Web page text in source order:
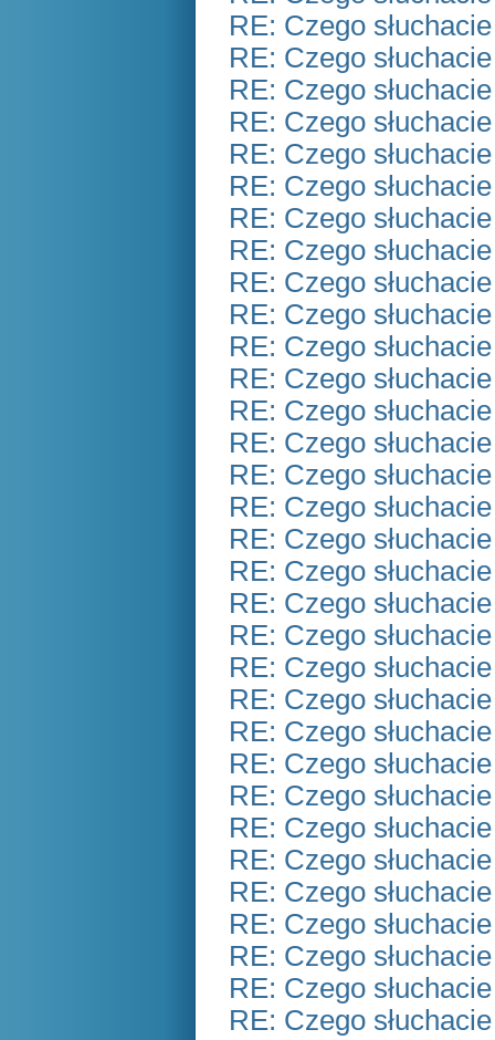
RE: Czego
RE: Czego
RE: Czego
RE: Czego
RE: Czego
RE: Czego
RE: Czego
RE: Czego
RE: Czego
RE: Czego
RE: Czego
RE: Czego
RE: Czego
RE: Czego
RE: Czego
RE: Czego
RE: Czego
RE: Czego
RE: Czego
RE: Czego
RE: Czego
RE: Czego
RE: Czego
RE: Czego
RE: Czego
RE: Czego
RE: Czego
RE: Czego
RE: Czego
RE: Czego
RE: Czego
RE: Czego